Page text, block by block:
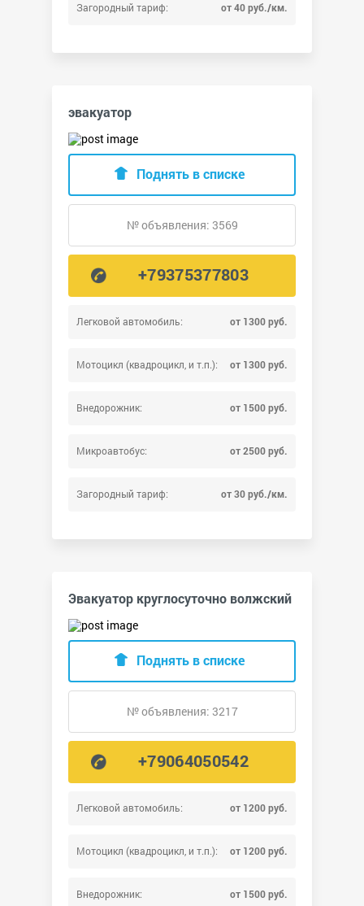
Загородный тариф: от 40 руб./км.
эвакуатор
Легковой автомобиль: от 1300 руб.
Мотоцикл (квадроцикл, и т.п.): от 1300 руб.
Внедорожник: от 1500 руб.
Микроавтобус: от 2500 руб.
Загородный тариф: от 30 руб./км.
Поднять в списке
№ объявления: 3569
+79375377803
Эвакуатор круглосуточно волжский
Легковой автомобиль: от 1200 руб.
Мотоцикл (квадроцикл, и т.п.): от 1200 руб.
Внедорожник: от 1500 руб.
Поднять в списке
№ объявления: 3217
+79064050542